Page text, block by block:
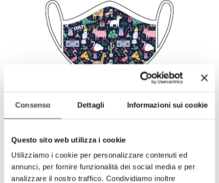
Consenso Dettagli Informazioni sui cookie
Questo sito web utilizza i cookie
Utilizziamo i cookie per personalizzare contenuti ed
annunci, per fornire funzionalità dei social media e per
analizzare il nostro traffico. Condividiamo inoltre
KIDS - Xmas animals
€9.90